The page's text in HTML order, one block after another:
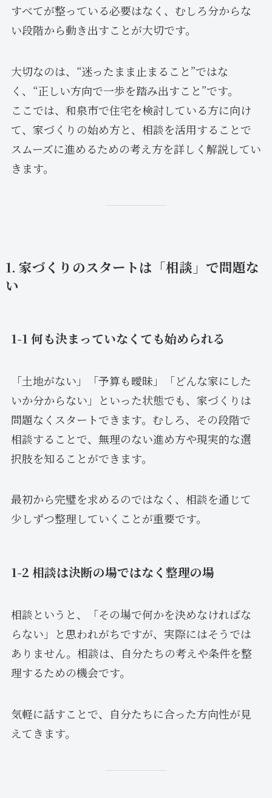
すべてが整っている必要はなく、むしろ分からな
い段階から動き出すことが大切です。
大切なのは、“迷ったまま止まること”ではな
く、“正しい方向で一歩を踏み出すこと”です。
ここでは、和泉市で住宅を検討している方に向け
て、家づくりの始め方と、相談を活用することで
スムーズに進めるための考え方を詳しく解説してい
きます。
1. 家づくりのスタートは「相談」で問題な
い
1-1 何も決まっていなくても始められる
「土地がない」「予算も曖昧」「どんな家にした
いか分からない」といった状態でも、家づくりは
問題なくスタートできます。むしろ、その段階で
相談することで、無理のない進め方や現実的な選
択肢を知ることができます。
最初から完璧を求めるのではなく、相談を通じて
少しずつ整理していくことが重要です。
1-2 相談は決断の場ではなく整理の場
相談というと、「その場で何かを決めなければな
らない」と思われがちですが、実際にはそうでは
ありません。相談は、自分たちの考えや条件を整
理するための機会です。
気軽に話すことで、自分たちに合った方向性が見
えてきます。